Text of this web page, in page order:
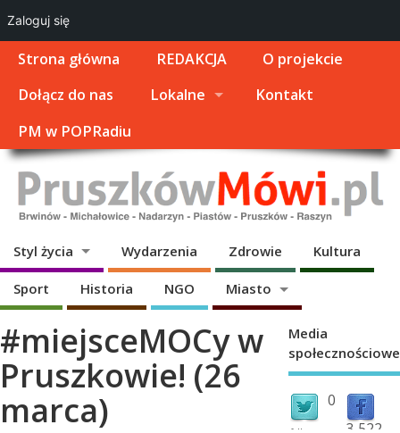
Strona główna REDAKCJA
O projekcie
Dołącz do nas
Lokalne
Kontakt
PM w POPRadiu
Styl życia Wydarzenia Zdrowie Kultura
Sport Historia NGO Miasto
#miejsceMOCy w
Pruszkowie! (26
marca)
Media
społecznościowe
0
3,522
Zaloguj się